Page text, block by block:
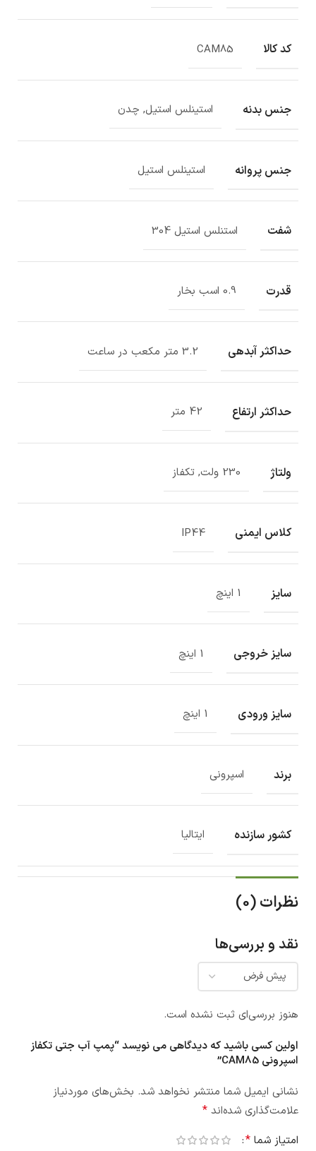
کد کالا CAM85
جنس بدنه استینلس استیل, چدن
جنس پروانه استینلس استیل
شفت استنلس استیل 304
قدرت 0.9 اسب بخار
حداکثر آبدهی 3.2 متر مکعب در ساعت
حداکثر ارتفاع 42 متر
ولتاژ 230 ولت, تکفاز
کلاس ایمنی IP44
سایز 1 اینچ
سایز خروجی 1 اینچ
سایز ورودی 1 اینچ
برند اسپرونی
کشور سازنده ایتالیا
نظرات (0)
نقد و بررسی‌ها
هنوز بررسی‌ای ثبت نشده است.
اولین کسی باشید که دیدگاهی می نویسد “پمپ آب جتی تکفاز
اسپرونی CAM85”
نشانی ایمیل شما منتشر نخواهد شد. بخش‌های موردنیاز
علامت‌گذاری شده‌اند *
امتیاز شما *